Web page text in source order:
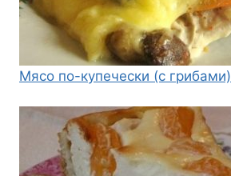
Мясо по-купечески (с грибами)